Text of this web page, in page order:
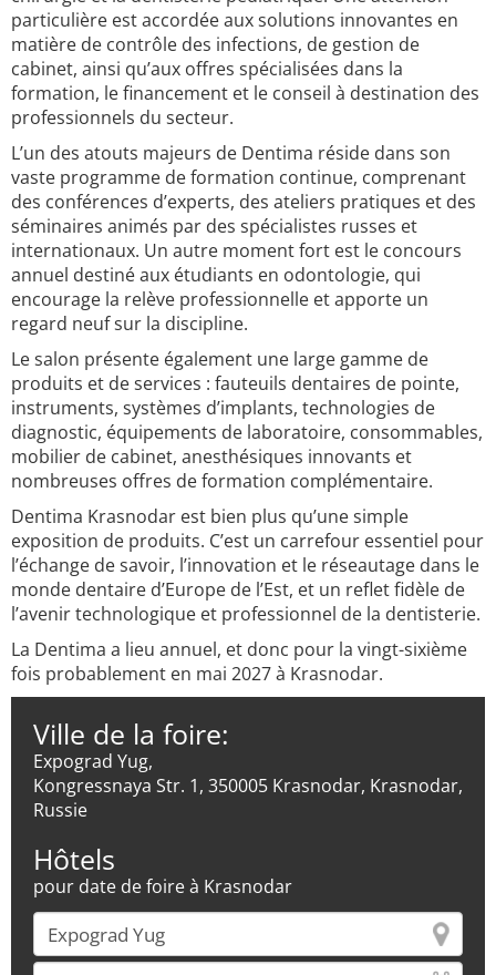
particulière est accordée aux solutions innovantes en
matière de contrôle des infections, de gestion de
cabinet, ainsi qu’aux offres spécialisées dans la
formation, le financement et le conseil à destination des
professionnels du secteur.
L’un des atouts majeurs de Dentima réside dans son
vaste programme de formation continue, comprenant
des conférences d’experts, des ateliers pratiques et des
séminaires animés par des spécialistes russes et
internationaux. Un autre moment fort est le concours
annuel destiné aux étudiants en odontologie, qui
encourage la relève professionnelle et apporte un
regard neuf sur la discipline.
Le salon présente également une large gamme de
produits et de services : fauteuils dentaires de pointe,
instruments, systèmes d’implants, technologies de
diagnostic, équipements de laboratoire, consommables,
mobilier de cabinet, anesthésiques innovants et
nombreuses offres de formation complémentaire.
Dentima Krasnodar est bien plus qu’une simple
exposition de produits. C’est un carrefour essentiel pour
l’échange de savoir, l’innovation et le réseautage dans le
monde dentaire d’Europe de l’Est, et un reflet fidèle de
l’avenir technologique et professionnel de la dentisterie.
La Dentima a lieu annuel, et donc pour la vingt-sixième
fois probablement en mai 2027 à Krasnodar.
Ville de la foire:
Expograd Yug,
Kongressnaya Str. 1, 350005 Krasnodar, Krasnodar,
Russie
Hôtels
pour date de foire à Krasnodar